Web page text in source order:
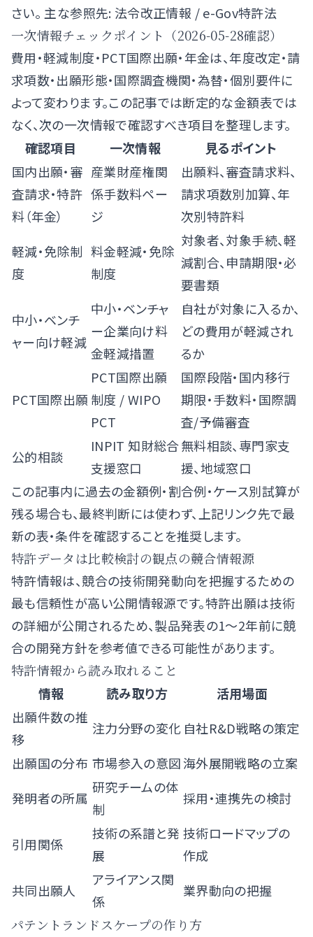
さい。 主な参照先: 法令改正情報 /e-Gov特許法
一次情報チェックポイント（2026-05-28確認）
費用・軽減制度・PCT国際出願・年金は、年度改定・請
求項数・出願形態・国際調査機関・為替・個別要件に
よって変わります。この記事では断定的な金額表では
なく、次の一次情報で確認すべき項目を整理します。
確認項目
一次情報
見るポイント
国内出願・審
査請求・特許
料（年金）
産業財産権関
係手数料ペー
ジ
出願料、審査請求料、
請求項数別加算、年
次別特許料
軽減・免除制
度
料金軽減・免除
制度
対象者、対象手続、軽
減割合、申請期限・必
要書類
中小・ベンチ
ャー向け軽減
中小・ベンチャ
ー企業向け料
金軽減措置
自社が対象に入るか、
どの費用が軽減され
るか
PCT国際出願
PCT国際出願
制度 /WIPO
PCT
国際段階・国内移行
期限・手数料・国際調
査/予備審査
公的相談
INPIT 知財総合
支援窓口
無料相談、専門家支
援、地域窓口
この記事内に過去の金額例・割合例・ケース別試算が
残る場合も、最終判断には使わず、上記リンク先で最
新の表・条件を確認することを推奨します。
特許データは比較検討の観点の競合情報源
特許情報は、競合の技術開発動向を把握するための
最も信頼性が高い公開情報源です。特許出願は技術
の詳細が公開されるため、製品発表の1〜2年前に競
合の開発方針を参考値できる可能性があります。
特許情報から読み取れること
情報
読み取り方
活用場面
出願件数の推
移
注力分野の変化 自社R&D戦略の策定
出願国の分布 市場参入の意図海外展開戦略の立案
発明者の所属
研究チームの体
制
採用・連携先の検討
引用関係
技術の系譜と発
展
技術ロードマップの
作成
共同出願人
アライアンス関
係
業界動向の把握
パテントランドスケープの作り方